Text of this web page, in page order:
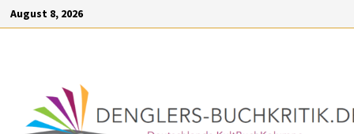
springen
Zum
Inhalt
August 8, 2026